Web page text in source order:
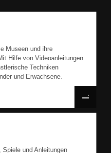
Museen und ihre
Hilfe von Videoanleitungen
Techniken
und Erwachsene.
und Anleitungen